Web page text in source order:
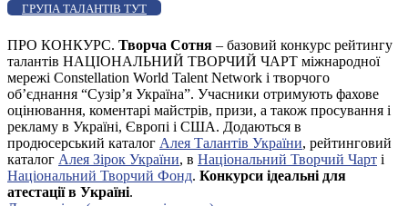
ГРУПА ТАЛАНТІВ ТУТ
ПРО КОНКУРС. Творча Сотня – базовий конкурс рейтингу
талантів НАЦІОНАЛЬНИЙ ТВОРЧИЙ ЧАРТ міжнародної
мережі Constellation World Talent Network і творчого
об’єднання “Сузір’я Україна”. Учасники отримують фахове
оцінювання, коментарі майстрів, призи, а також просування і
рекламу в Україні, Європі і США. Додаються в
продюсерський каталог Алея Талантів України, рейтинговий
каталог Алея Зірок України, в Національний Творчий Чарт і
Національний Творчий Фонд. Конкурси ідеальні для
атестації в Україні.